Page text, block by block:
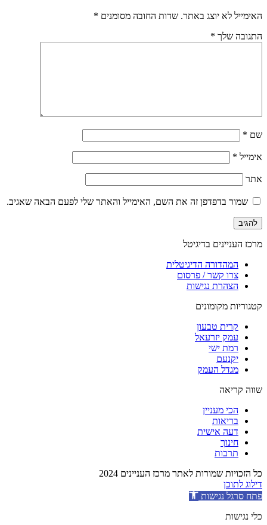
האימייל לא יוצג באתר. שדות החובה מסומנים *
התגובה שלך *
שם *
אימייל *
אתר
שמור בדפדפן זה את השם, האימייל והאתר שלי לפעם הבאה שאגיב.
מרכז העניינים בדיגיטל
המהדורה הדיגיטלית
צרו קשר / פרסום
הצהרת נגישות
קטגוריות מקומונים
קרית טבעון
עמק יזרעאל
רמת ישי
יקנעם
מגדל העמק
שווה קריאה
הכי מעניין
בריאות
דעה אישית
חינוך
תרבות
כל הזכויות שמורות לאתר מרכז העניינים 2024
דילוג לתוכן
פתח סרגל נגישות
כלי נגישות